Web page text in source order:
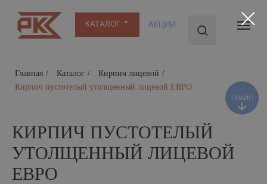
Главная / Каталог / Кирпич лицевой /
Кирпич пустотелый утолщенный лицевой ЕВРО
КИРПИЧ ПУСТОТЕЛЫЙ
УТОЛЩЕННЫЙ ЛИЦЕВОЙ
ЕВРО